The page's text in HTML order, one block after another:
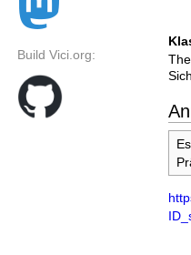
Build Vici.org: